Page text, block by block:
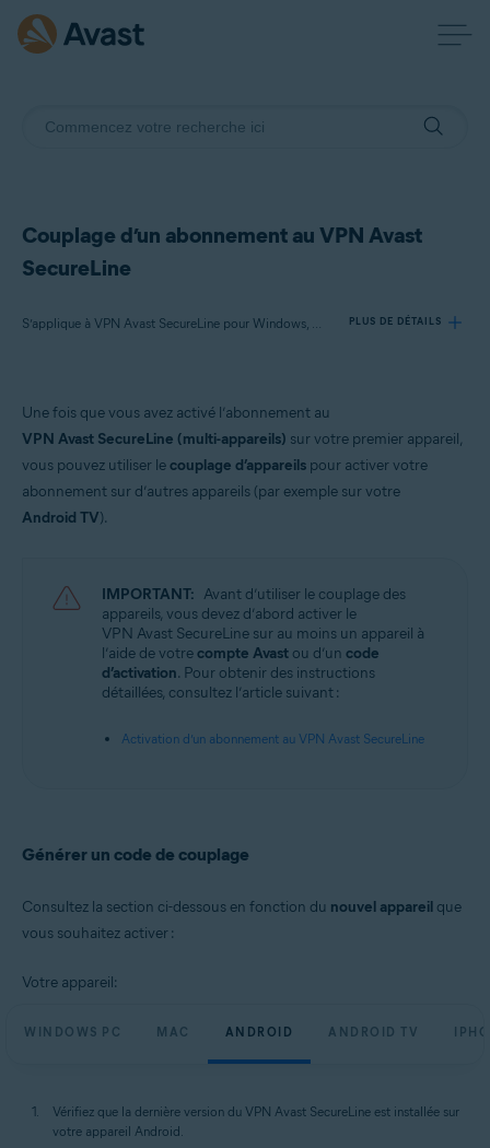
Couplage d’un abonnement au VPN Avast
SecureLine
S’applique à VPN Avast SecureLine pour Windows, VPN Avast SecureLine pour Mac, VPN Avast SecureLine pour Android, VPN Avast SecureLine pour iOS PLUS DE DÉTAILS
Produits:
VPN Avast SecureLine 5.x pour Windows
VPN Avast SecureLine 6.x pour Android
VPN Avast SecureLine 6.x pour iOS
Microsoft Windows 10 Famille/Pro/Entreprise/Éducation (32/64 bits)
Microsoft Windows 8.1/Professionnel/Entreprise (32/64 bits)
Microsoft Windows 8/Professionnel/Entreprise (32/64 bits)
Microsoft Windows 7 Édition Familiale Basique/Édition Familiale
Premium/Professionnel/Entreprise/Édition Intégrale - Service Pack 1
(32/64 bits)
Apple macOS 11.x (Big Sur)
Google Android 6.0 (Marshmallow, API 23) ou versions ultérieures
Apple iOS 14.0 ou versions ultérieures
Une fois que vous avez activé l’abonnement au
VPN Avast SecureLine (multi-appareils) sur votre premier appareil,
vous pouvez utiliser lecouplage d’appareils pour activer votre
abonnement sur d’autres appareils (par exemple sur votre
Android TV).
IMPORTANT: Avant d’utiliser le couplage des
appareils, vous devez d’abord activer le
VPN Avast SecureLine sur au moins un appareil à
l’aide de votrecompte Avast ou d’un code
d’activation. Pour obtenir des instructions
détaillées, consultez l’article suivant :
Activation d’un abonnement au VPN Avast SecureLine
Générer un code de couplage
Consultez la section ci-dessous en fonction du nouvel appareil que
vous souhaitez activer :
Votre appareil:
WINDOWS PC MAC ANDROID ANDROID TV
Vérifiez que la dernière version du VPN Avast SecureLine est installée sur
votre appareil Android.